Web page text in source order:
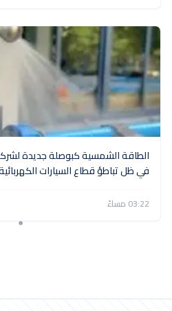
الطاقة الشمسية كبوصلة جديدة
في ظل تباطؤ قطاع السيارات
03:22 مساءً